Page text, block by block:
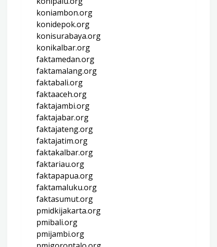
koniambon.org
konidepok.org
konisurabaya.org
konikalbar.org
faktamedan.org
faktamalang.org
faktabali.org
faktaaceh.org
faktajambi.org
faktajabar.org
faktajateng.org
faktajatim.org
faktakalbar.org
faktariau.org
faktapapua.org
faktamaluku.org
faktasumut.org
pmidkijakarta.org
pmibali.org
pmijambi.org